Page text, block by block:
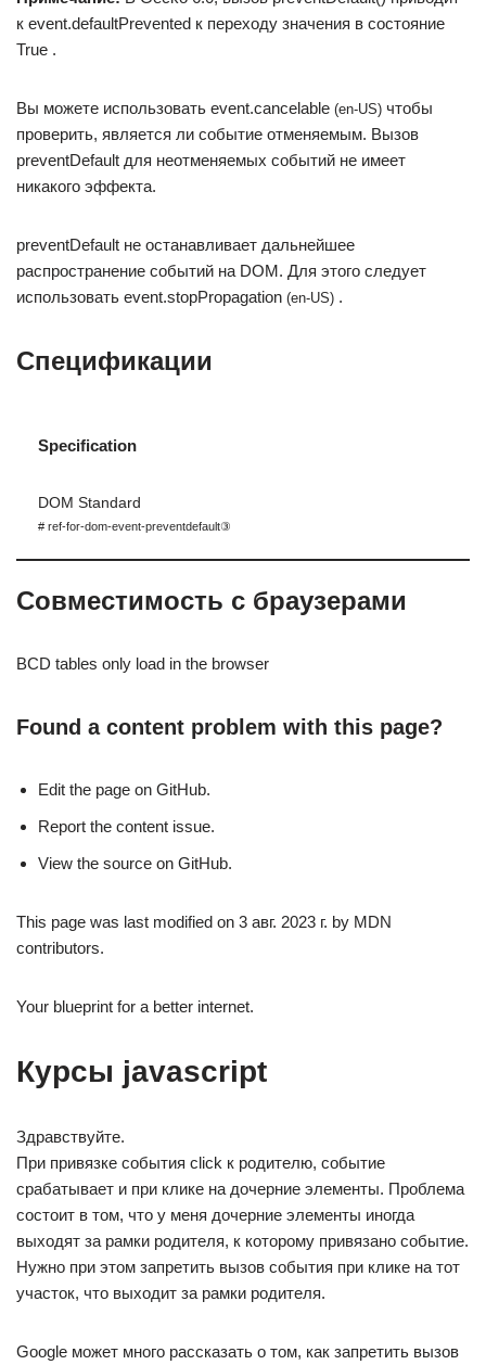
к event.defaultPrevented к переходу значения в состояние
True .
Вы можете использовать event.cancelable (en-US) чтобы
проверить, является ли событие отменяемым. Вызов
preventDefault для неотменяемых событий не имеет
никакого эффекта.
preventDefault не останавливает дальнейшее
распространение событий на DOM. Для этого следует
использовать event.stopPropagation (en-US) .
Спецификации
Specification
DOM Standard
# ref-for-dom-event-preventdefault③
Совместимость с браузерами
BCD tables only load in the browser
Found a content problem with this page?
Edit the page on GitHub.
Report the content issue.
View the source on GitHub.
This page was last modified on 3 авг. 2023 г. by MDN
contributors.
Your blueprint for a better internet.
Курсы javascript
Здравствуйте.
При привязке события click к родителю, событие
срабатывает и при клике на дочерние элементы. Проблема
состоит в том, что у меня дочерние элементы иногда
выходят за рамки родителя, к которому привязано событие.
Нужно при этом запретить вызов события при клике на тот
участок, что выходит за рамки родителя.
Google может много рассказать о том, как запретить вызов